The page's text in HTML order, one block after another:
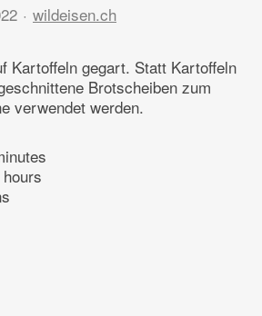
wildeisen.ch
Kartoffeln gegart. Statt Kartoffeln
Brotscheiben zum
verwendet werden.